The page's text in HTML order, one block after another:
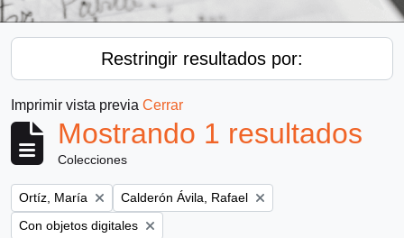
Restringir resultados por:
Imprimir vista previa Cerrar
Mostrando 1 resultados
Colecciones
Remove filter:
Ortíz, María Remove filter:
Calderón Ávila, Rafael
Remove filter:
Con objetos digitales